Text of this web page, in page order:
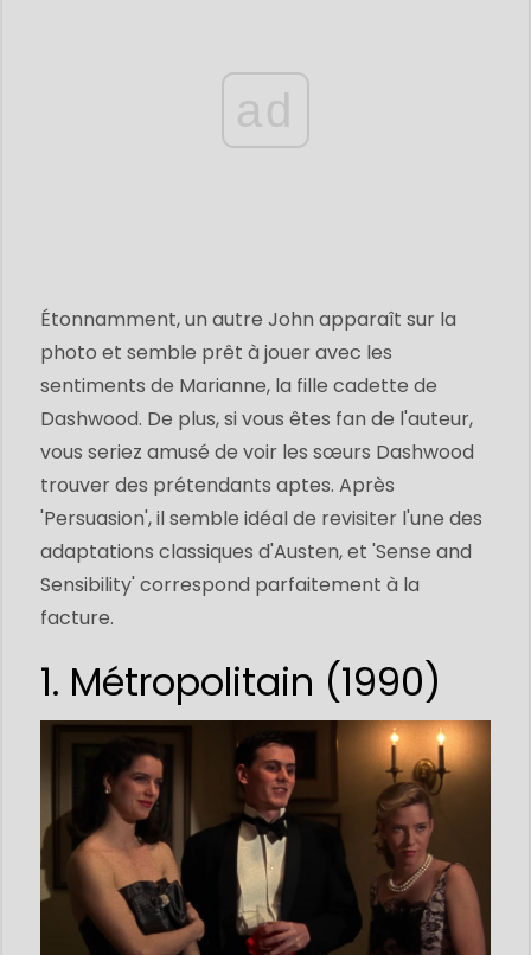
ad
Étonnamment, un autre John apparaît sur la
photo et semble prêt à jouer avec les
sentiments de Marianne, la fille cadette de
Dashwood. De plus, si vous êtes fan de l'auteur,
vous seriez amusé de voir les sœurs Dashwood
trouver des prétendants aptes. Après
'Persuasion', il semble idéal de revisiter l'une des
adaptations classiques d'Austen, et 'Sense and
Sensibility' correspond parfaitement à la
facture.
1. Métropolitain (1990)